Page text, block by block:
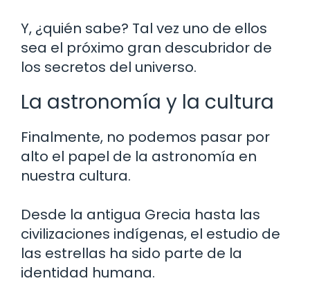
Y, ¿quién sabe? Tal vez uno de ellos
sea el próximo gran descubridor de
los secretos del universo.
La astronomía y la cultura
Finalmente, no podemos pasar por
alto el papel de la astronomía en
nuestra cultura.
Desde la antigua Grecia hasta las
civilizaciones indígenas, el estudio de
las estrellas ha sido parte de la
identidad humana.